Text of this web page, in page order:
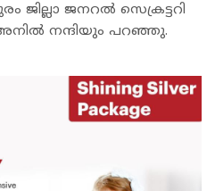
ജനറൽ സെക്രട്ടറി
നന്ദിയും പറഞ്ഞു.